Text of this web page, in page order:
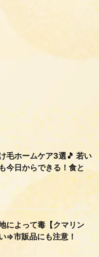
毛ホームケア3選🎵 若い
今日からできる！食と
によって毒【クマリン
⇒市販品にも注意！